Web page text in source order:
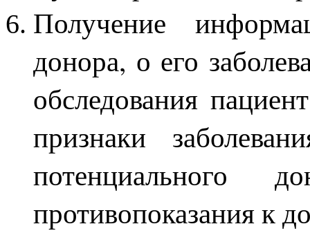
Получение
донора, о его
обследования
признаки
потенциального
противопоказания к